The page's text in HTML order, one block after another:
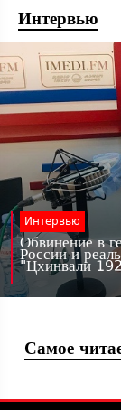
Интервью
Интервью
Обвинение в
России и
"Цхинвали
Самое